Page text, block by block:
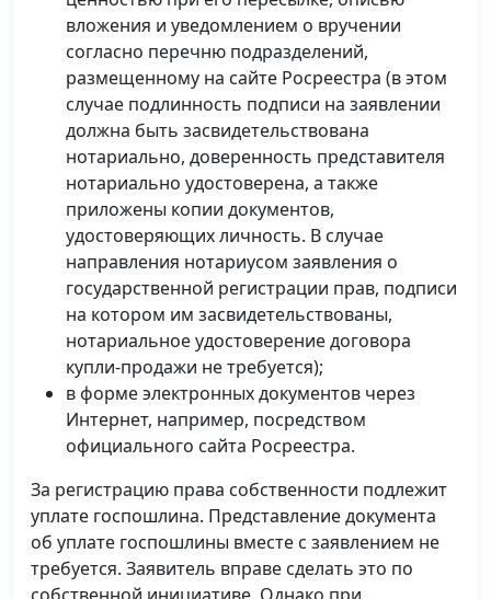
вложения и уведомлением о вручении
согласно перечню подразделений,
размещенному на сайте Росреестра (в этом
случае подлинность подписи на заявлении
должна быть засвидетельствована
нотариально, доверенность представителя
нотариально удостоверена, а также
приложены копии документов,
удостоверяющих личность. В случае
направления нотариусом заявления о
государственной регистрации прав, подписи
на котором им засвидетельствованы,
нотариальное удостоверение договора
купли-продажи не требуется);
в форме электронных документов через
Интернет, например, посредством
официального сайта Росреестра.
За регистрацию права собственности подлежит
уплате госпошлина. Представление документа
об уплате госпошлины вместе с заявлением не
требуется. Заявитель вправе сделать это по